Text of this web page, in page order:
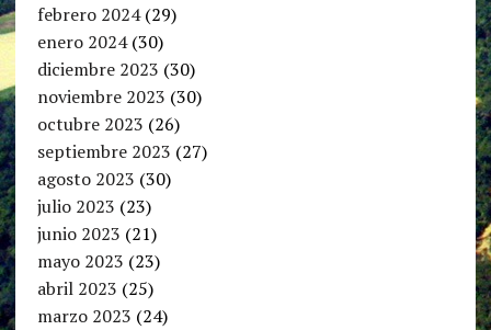
febrero 2024(29)
enero 2024(30)
diciembre 2023 (30)
noviembre 2023 (30)
octubre 2023 (26)
septiembre 2023 (27)
agosto 2023 (30)
julio 2023 (23)
junio 2023 (21)
mayo 2023 (23)
abril 2023 (25)
marzo 2023 (24)